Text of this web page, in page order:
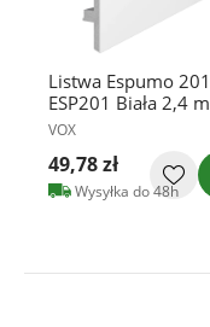
Listwa Espumo 201
ESP201 Biała 2,4 m
VOX
49,78 zł
Wysyłka do 48h